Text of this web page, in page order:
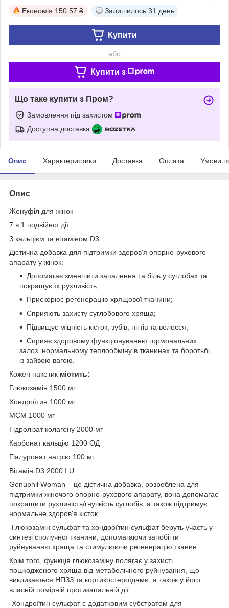
Економія 150.57 ₴ Залишилось 31 день
Купити
або
Купити з
Що таке купити з Пром?
Замовлення під захистом
Доступна доставка
Опис Характеристики Доставка Оплата Умови
Опис
Женуфіл для жінок
7 в 1 подвійної дії
З кальцієм та вітаміном D3
Дієтична добавка для підтримки здоров'я опорно-рухового
апарату у жінок:
Допомагає зменшити запалення та біль у суглобах та
покращує їх рухливість;
Прискорює регенерацію хрящової тканини;
Сприяють захисту суглобового хряща;
Підвищує міцність кісток, зубів, нігтів та волосся;
Сприяє здоровому функціонуванню гормональних
залоз, нормальному теплообміну в тканинах та боротьбі
із зайвою вагою.
Кожен пакетик містить:
Глюкозамін 1500 мг
Хондроїтин 1000 мг
МСМ 1000 мг
Гідролізат колагену 2000 мг
Карбонат кальцію 1200 ОД
Гіалуронат натрію 100 мг
Вітамін D3 2000 I.U.
Genuphil Woman – це дієтична добавка, розроблена для
підтримки жіночого опорно-рухового апарату, вона допомагає
покращити рухливість/гнучкість суглобів, а також підтримує
нормальне здоров'я кісток.
-Глюкозамін сульфат та хондроїтин сульфат беруть участь у
синтезі сполучної тканини, допомагаючи запобігти
руйнуванню хряща та стимулюючи регенерацію тканин.
Крім того, функція глюкозаміну полягає у захисті
пошкодженого хряща від метаболічного руйнування, що
викликається НПЗЗ та кортикостероїдами, а також у його
власній помірній протизапальній дії.
-Хондроїтин сульфат є додатковим субстратом для